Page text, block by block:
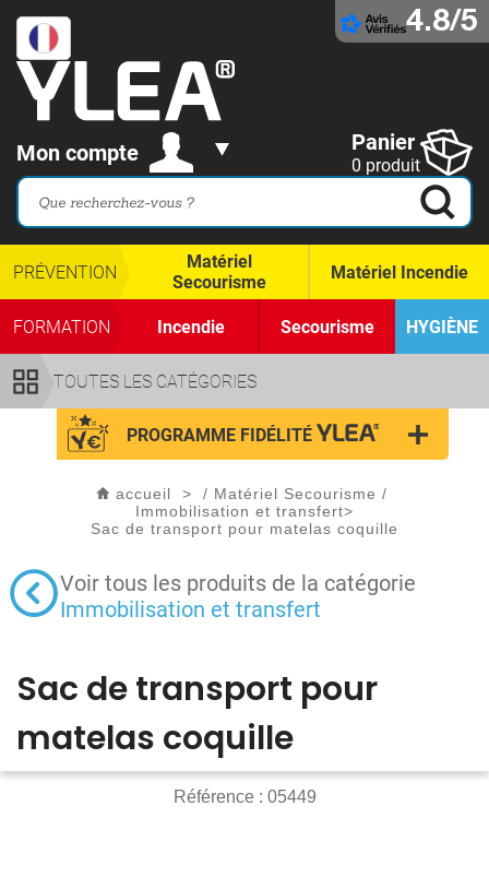
4.8/5
Mon compte Panier
0 produit
TOUTES LES CATÉGORIES
PRÉVENTION
Matériel
Secourisme
Matériel Incendie
FORMATION Incendie Secourisme HYGIÈNE
PROGRAMME FIDÉLITÉ
accueil > / Matériel Secourisme /
Immobilisation et transfert>
Sac de transport pour matelas coquille
Voir tous les produits de la catégorie
Immobilisation et transfert
Sac de transport pour
matelas coquille
Référence : 05449